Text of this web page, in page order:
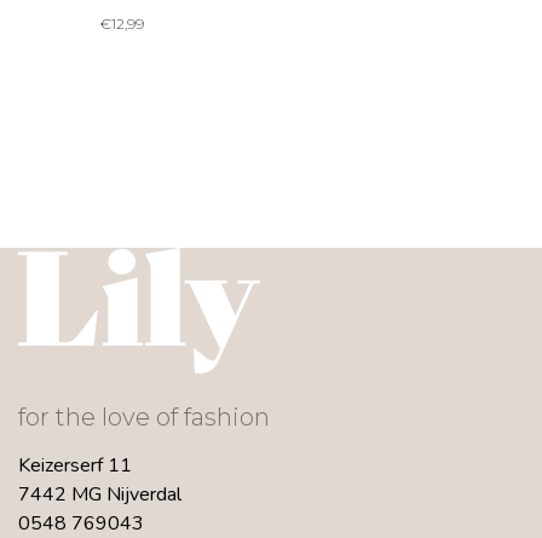
€12,99
for the love of fashion
Keizerserf 11
7442 MG Nijverdal
0548 769043